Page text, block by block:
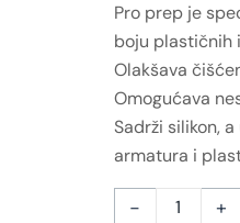
Pro prep je
boju plastičnih
Olakšava
Omogućava
Sadrži silikon,
armatura i
- +